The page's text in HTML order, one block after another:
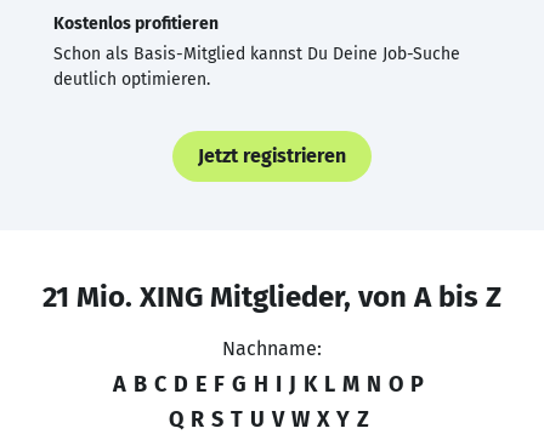
Kostenlos profitieren
Schon als Basis-Mitglied kannst Du Deine Job-Suche
deutlich optimieren.
Jetzt registrieren
21 Mio. XING Mitglieder, von A bis Z
Nachname:
A B C D E F G H I J K L M N O P
Q R S T U V W X Y Z